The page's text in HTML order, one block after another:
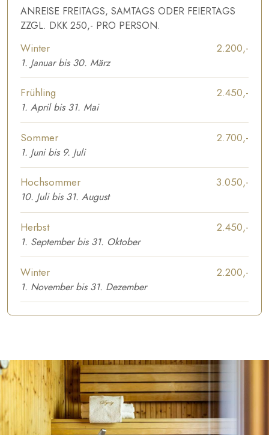
ANREISE FREITAGS, SAMTAGS ODER FEIERTAGS
ZZGL. DKK 250,- PRO PERSON.​​
​Winter 2.200,-​
​1. Januar bis 30. März
Frühling 2.450,-​
1. April bis 31. Mai
Sommer 2.700,-​
1. Juni bis 9. Juli
Hochsommer 3.050,-​
10. Juli bis 31. August
Herbst 2.450,-​
1. September bis 31. Oktober
​Winter 2.200,-​
1. November bis 31. Dezember